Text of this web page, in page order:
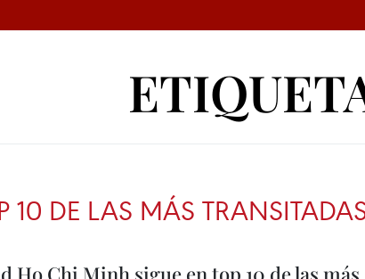
10 DE LAS MÁS
Ho Chi Minh sigue en top 10 de las más